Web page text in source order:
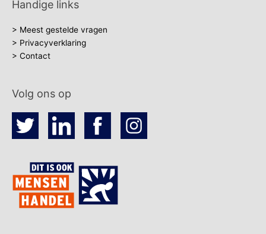
Handige links
> Meest gestelde vragen
> Privacyverklaring
> Contact
Volg ons op